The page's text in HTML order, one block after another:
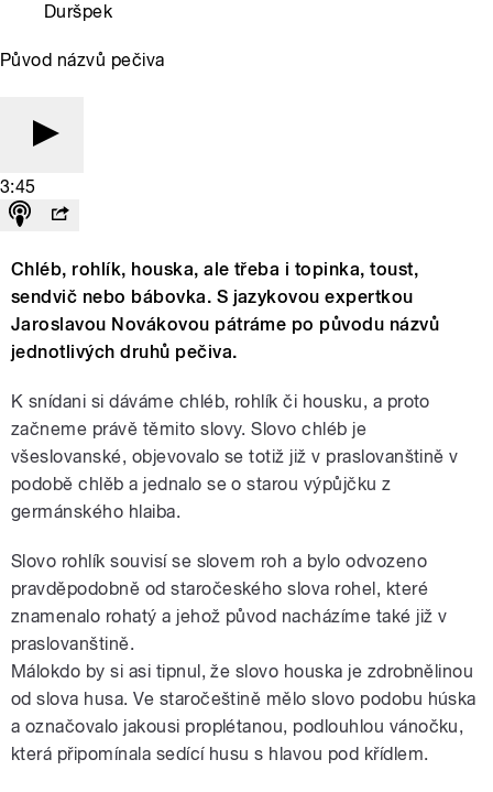
Duršpek
Původ názvů pečiva
3:45
Chléb, rohlík, houska, ale třeba i topinka, toust,
sendvič nebo bábovka. S jazykovou expertkou
Jaroslavou Novákovou pátráme po původu názvů
jednotlivých druhů pečiva.
K snídani si dáváme chléb, rohlík či housku, a proto
začneme právě těmito slovy. Slovo chléb je
všeslovanské, objevovalo se totiž již v praslovanštině v
podobě chlěb a jednalo se o starou výpůjčku z
germánského hlaiba.
Slovo rohlík souvisí se slovem roh a bylo odvozeno
pravděpodobně od staročeského slova rohel, které
znamenalo rohatý a jehož původ nacházíme také již v
praslovanštině.
Málokdo by si asi tipnul, že slovo houska je zdrobnělinou
od slova husa. Ve staročeštině mělo slovo podobu húska
a označovalo jakousi proplétanou, podlouhlou vánočku,
která připomínala sedící husu s hlavou pod křídlem.